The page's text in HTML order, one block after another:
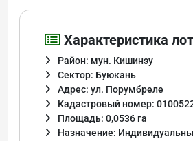
Характеристика
Район: мун. Кишинэу
Сектор: Буюкань
Адрес: ул. Порумбреле
Кадастровый номер:
Площадь: 0,0536 га
Назначение: